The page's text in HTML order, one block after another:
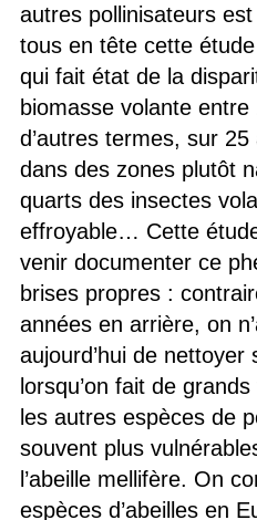
autres pollinisateurs
tous en tête cette
qui fait état de la
biomasse volante
d’autres termes, sur
dans des zones plutôt
quarts des insectes
effroyable… Cette
venir documenter ce
brises propres :
années en arrière, on
aujourd’hui de nettoyer
lorsqu’on fait de
les autres espèces de
souvent plus
l’abeille mellifère. On
espèces d’abeilles en